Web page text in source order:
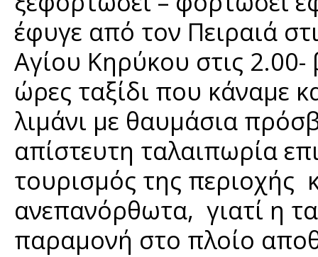
έφυγε από τον Πειραιά
Αγίου Κηρύκου στις
ώρες ταξίδι που κάναμε
λιμάνι με θαυμάσια
απίστευτη ταλαιπωρία
τουρισμός της περιοχής
ανεπανόρθωτα, γιατί η
παραμονή στο πλοίο